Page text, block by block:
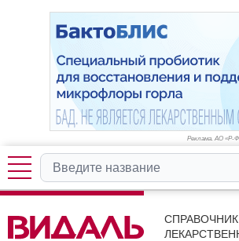
Реклама. АО «Р-
СПРАВОЧНИК